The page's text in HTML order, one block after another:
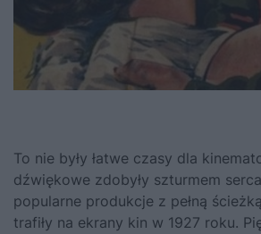
To nie były łatwe czasy dla
dźwiękowe zdobyły szturmem
popularne produkcje z pełną
trafiły na ekrany kin w 1927 roku.